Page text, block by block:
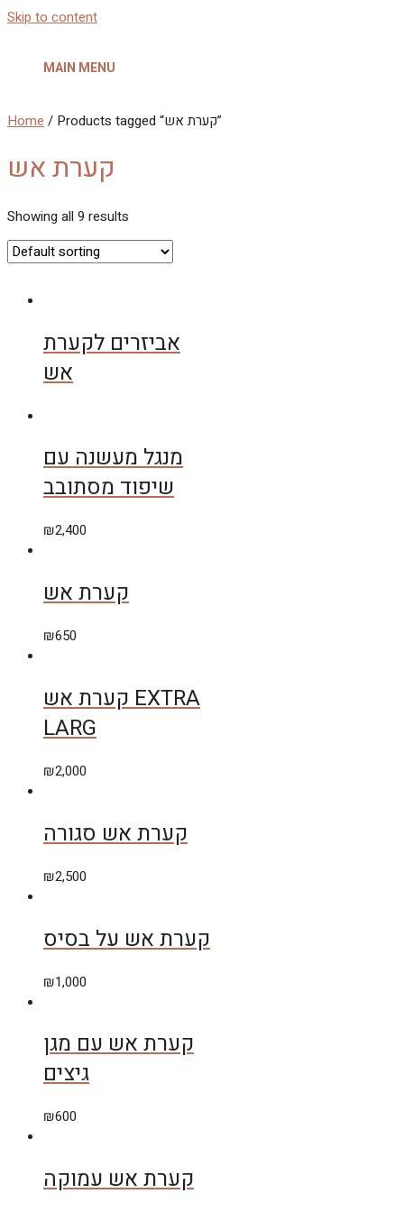
Skip to content
MAIN MENU
Home / Products tagged “קערת אש”
קערת אש
Showing all 9 results
אביזרים לקערת
אש
מנגל מעשנה עם
שיפוד מסתובב
₪2,400
קערת אש
₪650
קערת אש EXTRA
LARG
₪2,000
קערת אש סגורה
₪2,500
קערת אש על בסיס
₪1,000
קערת אש עם מגן
גיצים
₪600
קערת אש עמוקה